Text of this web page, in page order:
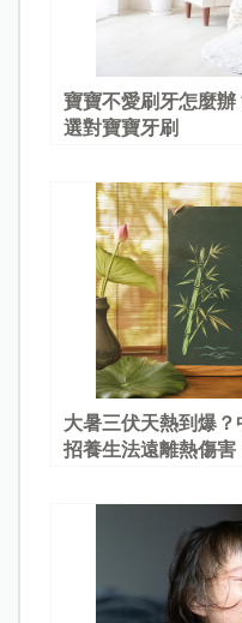
寶寶不愛刷牙怎麼
選對寶寶牙刷
大暑三伏天熱到爆
招養生法遠離熱傷害